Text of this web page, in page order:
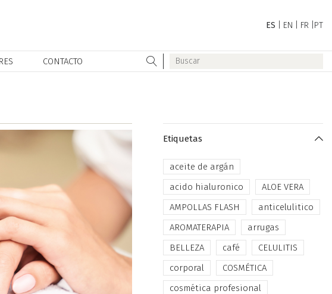
ES EN FR PT
CONTACTO
Etiquetas
aceite de argán
acido hialuronico
ALOE VERA
AMPOLLAS FLASH
anticelulitico
AROMATERAPIA
arrugas
BELLEZA
café
CELULITIS
corporal
COSMÉTICA
cosmética profesional